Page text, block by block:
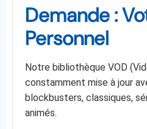
Demande :
Personnel
Notre bibliothèque VOD
constamment mise à jour
blockbusters, classiques,
animés.